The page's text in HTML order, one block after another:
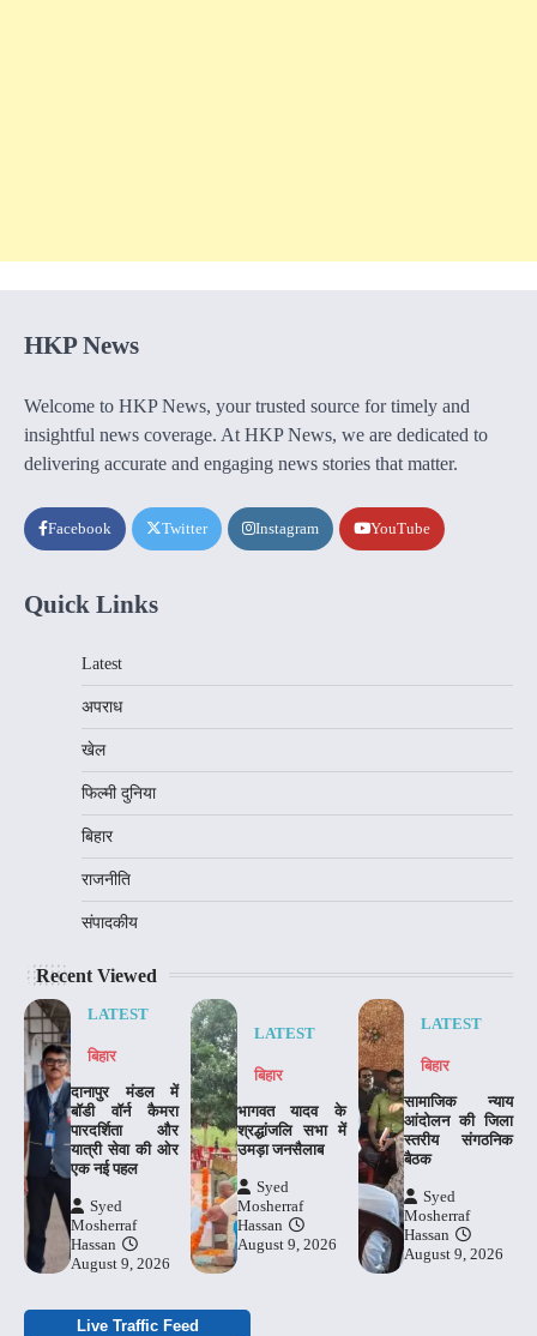
HKP News
Welcome to HKP News, your trusted source for timely and
insightful news coverage. At HKP News, we are dedicated to
delivering accurate and engaging news stories that matter.
Facebook Twitter Instagram YouTube
Quick Links
Latest
अपराध
खेल
फिल्मी दुनिया
बिहार
राजनीति
संपादकीय
Recent Viewed
LATEST
बिहार
दानापुर मंडल में
बॉडी वॉर्न कैमरा
पारदर्शिता और
यात्री सेवा की ओर
एक नई पहल
Syed
Mosherraf
Hassan
August 9, 2026
LATEST
बिहार
भागवत यादव के
श्रद्धांजलि सभा में
उमड़ा जनसैलाब
Syed
Mosherraf
Hassan
August 9, 2026
LATEST
बिहार
​सामाजिक न्याय
आंदोलन की जिला
स्तरीय संगठनिक
बैठक
Syed
Mosherraf
Hassan
August 9, 2026
Live Traffic Feed